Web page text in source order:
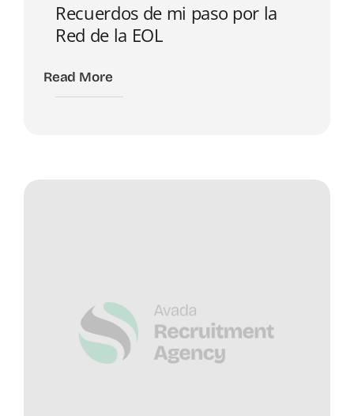
Recuerdos de mi paso por la
Red de la EOL
Read More